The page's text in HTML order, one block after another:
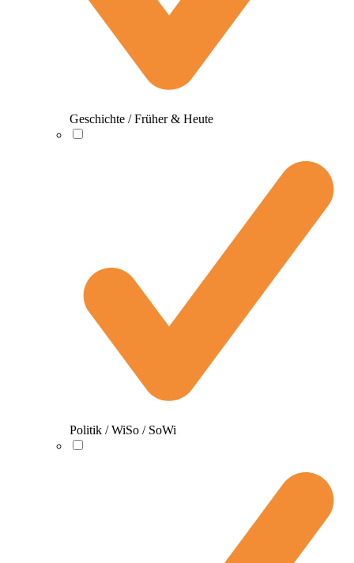
Geschichte / Früher & Heute
Politik / WiSo / SoWi